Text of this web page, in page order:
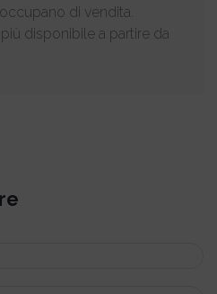
di vendita.
disponibile a partire da